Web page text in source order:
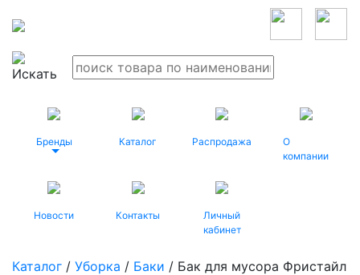
Бренды Каталог Распродажа
О
компании
Новости Контакты
Личный
кабинет
Каталог / Уборка / Баки / Бак для мусора Фристайл